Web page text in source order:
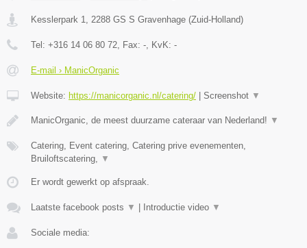
Kesslerpark 1 2288 GS S Gravenhage (Zuid-Holland)
Tel: +316 14 06 80 72 , Fax: - , KvK: -
E-mail › ManicOrganic
Website: https://manicorganic.nl/catering/ Screenshot ▼
ManicOrganic, de meest duurzame cateraar van Nederland! ▼
Catering, Event catering, Catering prive evenementen,
Bruiloftscatering,
▼
Er wordt gewerkt op afspraak.
Laatste facebook posts ▼ Introductie video ▼
Sociale media: